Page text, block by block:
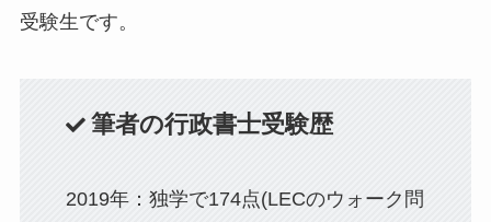
受験生です。
筆者の行政書士受験歴
2019年：独学で174点(LECのウォーク問